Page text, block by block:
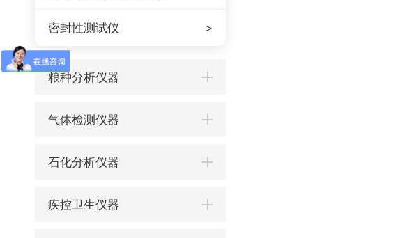
密封性测试仪
粮种分析仪器
气体检测仪器
石化分析仪器
疾控卫生仪器